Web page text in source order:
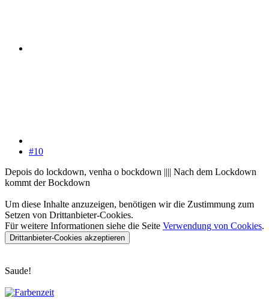
#10
Depois do lockdown, venha o bockdown |||| Nach dem Lockdown
kommt der Bockdown
Um diese Inhalte anzuzeigen, benötigen wir die Zustimmung zum
Setzen von Drittanbieter-Cookies.
Für weitere Informationen siehe die Seite Verwendung von Cookies.
Drittanbieter-Cookies akzeptieren
Saude!